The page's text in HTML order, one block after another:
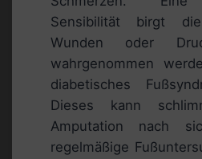
Sensibilität birgt
Wunden oder
wahrgenommen
diabetisches
Dieses kann
Amputation nach
regelmäßige